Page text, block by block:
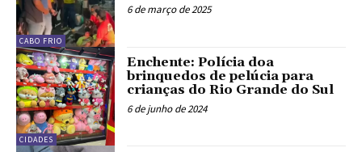
CABO FRIO
6 de março de 2025
CIDADES
Enchente: Polícia doa
brinquedos de pelúcia para
crianças do Rio Grande do Sul
6 de junho de 2024